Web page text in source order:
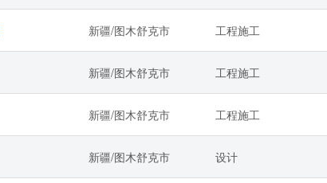
新疆/图木舒克市 工程施工
新疆/图木舒克市 工程施工
新疆/图木舒克市 工程施工
新疆/图木舒克市 设计